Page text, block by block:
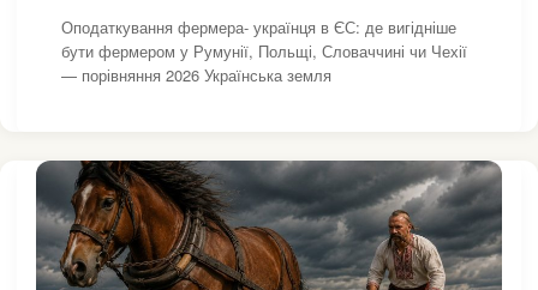
Оподаткування фермера- українця в ЄС: де вигідніше
бути фермером у Румунії, Польщі, Словаччині чи Чехії
— порівняння 2026 Українська земля